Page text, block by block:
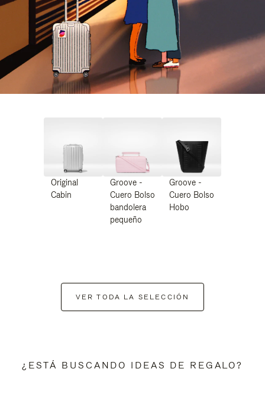
Original
Cabin
Groove -
Cuero Bolso
bandolera
pequeño
Groove -
Cuero Bolso
Hobo
VER TODA LA SELECCIÓN
¿ESTÁ BUSCANDO IDEAS DE REGALO?